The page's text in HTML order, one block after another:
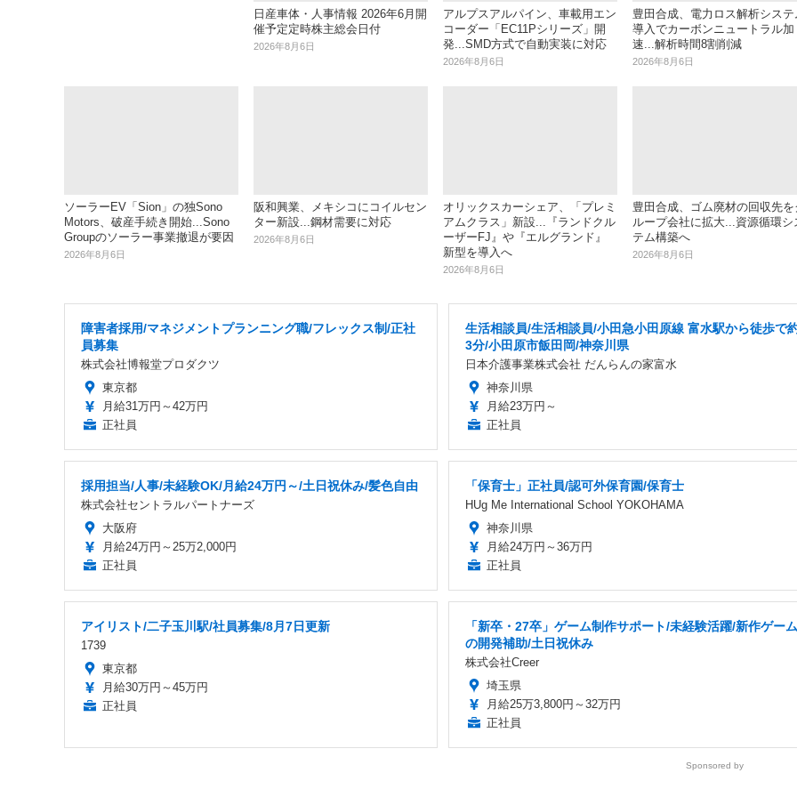
日産車体・人事情報 2026年6月開
催予定定時株主総会日付
2026年8月6日
アルプスアルパイン、車載用エン
コーダー「EC11Pシリーズ」開
発...SMD方式で自動実装に対応
2026年8月6日
豊田合成、電力ロス解析システ
導入でカーボンニュートラル加
速...解析時間8割削減
2026年8月6日
ソーラーEV「Sion」の独Sono
Motors、破産手続き開始...Sono
Groupのソーラー事業撤退が要因
2026年8月6日
阪和興業、メキシコにコイルセン
ター新設...鋼材需要に対応
2026年8月6日
オリックスカーシェア、「プレミ
アムクラス」新設...『ランドクル
ーザーFJ』や『エルグランド』
新型を導入へ
2026年8月6日
豊田合成、ゴム廃材の回収先を
ループ会社に拡大...資源循環シ
テム構築へ
2026年8月6日
障害者採用/マネジメントプランニング職/フレックス制/正社
員募集
株式会社博報堂プロダクツ
東京都
月給31万円～42万円
正社員
生活相談員/生活相談員/小田急小田原線 富水駅から徒歩で
3分/小田原市飯田岡/神奈川県
日本介護事業株式会社 だんらんの家富水
神奈川県
月給23万円～
正社員
採用担当/人事/未経験OK/月給24万円～/土日祝休み/髪色自由
株式会社セントラルパートナーズ
大阪府
月給24万円～25万2,000円
正社員
「保育士」正社員/認可外保育園/保育士
HUg Me International School YOKOHAMA
神奈川県
月給24万円～36万円
正社員
アイリスト/二子玉川駅/社員募集/8月7日更新
1739
東京都
月給30万円～45万円
正社員
「新卒・27卒」ゲーム制作サポート/未経験活躍/新作ゲーム
の開発補助/土日祝休み
株式会社Creer
埼玉県
月給25万3,800円～32万円
正社員
Sponsored by